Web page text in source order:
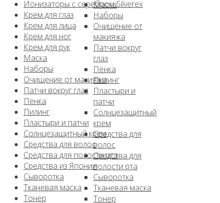
Маска
Наборы
Очищение от
макияжа
Патчи вокруг
глаз
Пенка
Пилинг
Пластыри и
патчи
Солнцезащитный
крем
Средства для
волос
Средства для
полости рта
Сыворотка
Тканевая маска
Тонер
Ионизаторы с серебром Silverex
Крем для глаз
Крем для лица
Крем для ног
Крем для рук
Маска
Наборы
Очищение от макияжа
Патчи вокруг глаз
Пенка
Пилинг
Пластыри и патчи
Солнцезащитный крем
Средства для волос
Средства для полости рта
Средства из Японии
Сыворотка
Тканевая маска
Тонер